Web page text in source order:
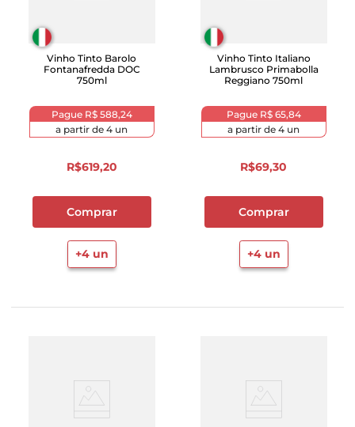
Vinho Tinto Barolo
Fontanafredda DOC
750ml
Pague R$ 588,24
a partir de 4 un
R$619,20
Comprar
+4un
Vinho Tinto Italiano
Lambrusco Primabolla
Reggiano 750ml
Pague R$ 65,84
a partir de 4 un
R$69,30
Comprar
+4un